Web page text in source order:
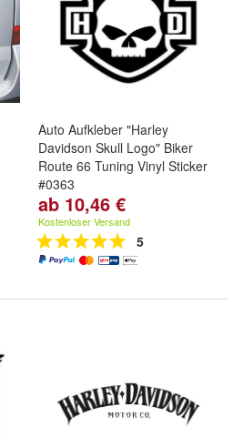
Auto Aufkleber "Harley
Davidson Skull Logo" Biker
Route 66 Tuning Vinyl Sticker
#0363
ab 10,46 €
Kostenloser Versand
5